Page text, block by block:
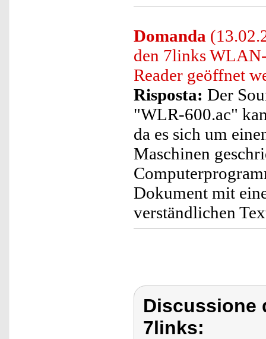
Domanda
den 7links
Reader geöffnet
Risposta: Der
"WLR-600.ac"
da es sich um
Maschinen
Dokument mit
verständlichen
Discussione
7links: